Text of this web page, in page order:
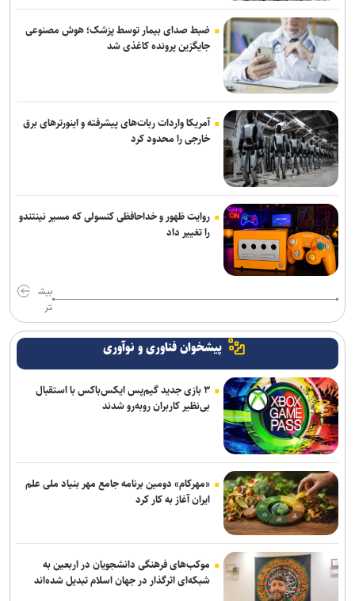
ضبط صدای بیمار توسط پزشک؛ هوش مصنوعی
جایگزین پرونده کاغذی شد
آمریکا واردات ربات‌های پیشرفته و اینورترهای برق
خارجی را محدود کرد
روایت ظهور و خداحافظی کنسولی که مسیر نینتندو
را تغییر داد
بیش
تر
پیشخوان فناوری و نوآوری
۳ بازی جدید گیم‌پس ایکس‌باکس با استقبال
بی‌نظیر کاربران روبه‌رو شدند
«مهرکام» دومین برنامه جامع مهر بنیاد ملی علم
ایران آغاز به کار کرد
موکب‌های فرهنگی دانشجویان در اربعین به
شبکه‌ای اثرگذار در جهان اسلام تبدیل شده‌اند